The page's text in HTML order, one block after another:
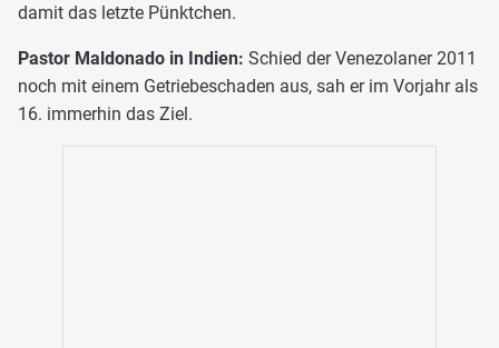
damit das letzte Pünktchen.
Pastor Maldonado in Indien: Schied der Venezolaner 2011
noch mit einem Getriebeschaden aus, sah er im Vorjahr als
16. immerhin das Ziel.